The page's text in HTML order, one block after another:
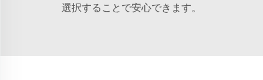
選択することで安心できます。